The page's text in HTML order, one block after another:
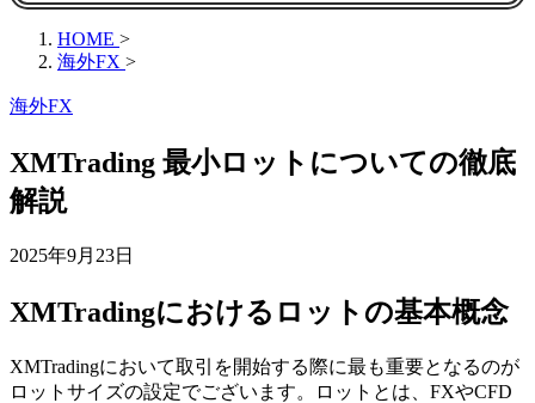
HOME >
海外FX >
海外FX
XMTrading 最小ロットについての徹底
解説
2025年9月23日
XMTradingにおけるロットの基本概念
XMTradingにおいて取引を開始する際に最も重要となるのが
ロットサイズの設定でございます。ロットとは、FXやCFD